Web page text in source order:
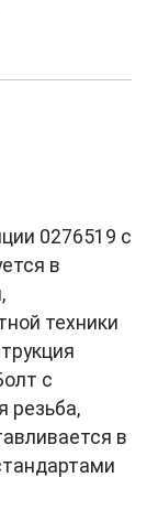
0276519 с
в
техники
с
резьба,
в